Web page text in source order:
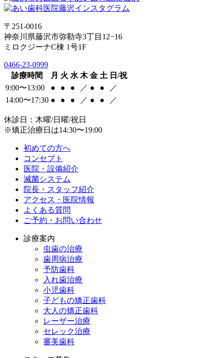
〒251-0016
神奈川県藤沢市弥勒寺3丁目12−16
ミロクジーナC棟 1号1F
0466-23-0999
診療時間
月 火 水 木 金 土 日/祝
9:00〜13:00
● ● ● ／ ● ●
／
14:00〜17:30 ● ● ● ／ ● ● ／
休診日：木曜/日曜/祝日
※矯正治療日は14:30〜19:00
初めての方へ
コンセプト
医院・設備紹介
滅菌システム
院長・スタッフ紹介
アクセス・医院情報
よくある質問
ご予約・お問い合わせ
診療案内
虫歯の治療
歯周病治療
予防歯科
入れ歯治療
小児歯科
子どもの矯正歯科
大人の矯正歯科
レーザー治療
セレック治療
審美歯科